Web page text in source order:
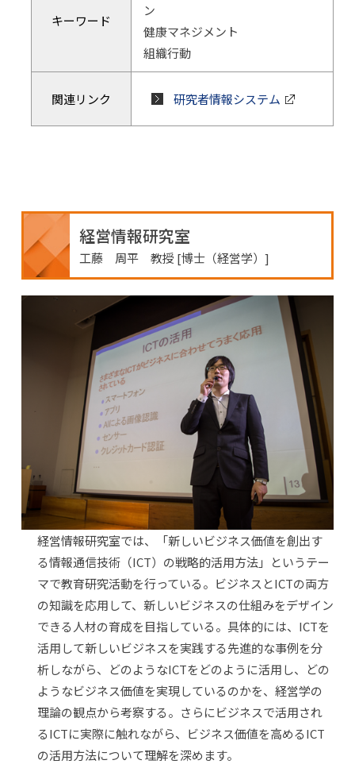
キーワード
ン
健康マネジメント
組織行動
関連リンク 研究者情報システム
経営情報研究室
工藤 周平 教授 [博士（経営学）]
経営情報研究室では、「新しいビジネス価値を創出す
る情報通信技術（ICT）の戦略的活用方法」というテー
マで教育研究活動を行っている。ビジネスとICTの両方
の知識を応用して、新しいビジネスの仕組みをデザイン
できる人材の育成を目指している。具体的には、ICTを
活用して新しいビジネスを実践する先進的な事例を分
析しながら、どのようなICTをどのように活用し、どの
ようなビジネス価値を実現しているのかを、経営学の
理論の観点から考察する。さらにビジネスで活用され
るICTに実際に触れながら、ビジネス価値を高めるICT
の活用方法について理解を深めます。